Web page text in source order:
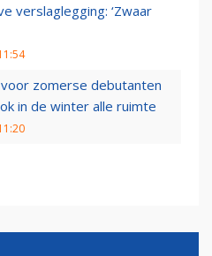
verslaglegging: ‘Zwaar
zomerse debutanten
in de winter alle ruimte